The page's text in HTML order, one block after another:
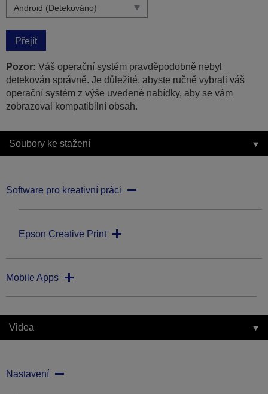
Přejít
Pozor: Váš operační systém pravděpodobně nebyl
detekován správně. Je důležité, abyste ručně vybrali váš
operační systém z výše uvedené nabídky, aby se vám
zobrazoval kompatibilní obsah.
Soubory ke stažení
Software pro kreativní práci
Epson Creative Print
Mobile Apps
Videa
Nastavení